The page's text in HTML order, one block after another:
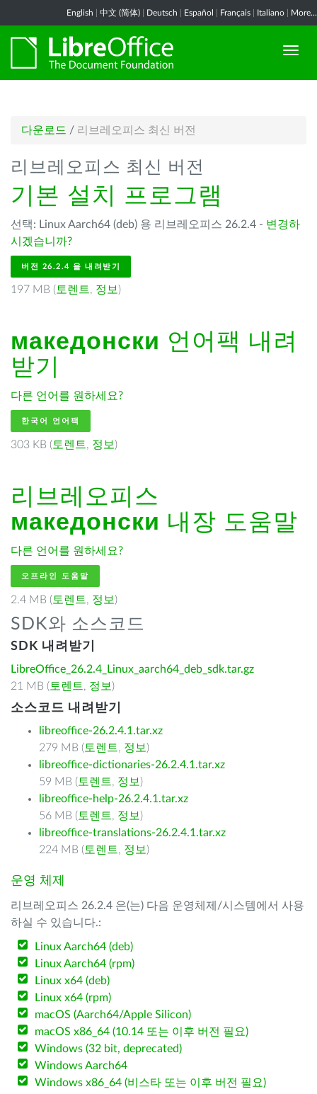
English 中文 (简体) Deutsch Español Français Italiano More...
다운로드 / 리브레오피스 최신 버전
리브레오피스 최신 버전
기본 설치 프로그램
선택: Linux Aarch64 (deb) 용 리브레오피스 26.2.4 - 변경하
시겠습니까?
버전 26.2.4 을 내려받기
197 MB ( 토렌트, 정보 )
македонски 언어팩 내려
받기
다른 언어를 원하세요?
한국어 언어팩
303 KB ( 토렌트, 정보 )
리브레오피스
македонски 내장 도움말
다른 언어를 원하세요?
오프라인 도움말
2.4 MB ( 토렌트, 정보 )
SDK와 소스코드
SDK 내려받기
LibreOffice_26.2.4_Linux_aarch64_deb_sdk.tar.gz
21 MB ( 토렌트, 정보 )
소스코드 내려받기
libreoffice-26.2.4.1.tar.xz
279 MB ( 토렌트, 정보 )
libreoffice-dictionaries-26.2.4.1.tar.xz
59 MB ( 토렌트, 정보 )
libreoffice-help-26.2.4.1.tar.xz
56 MB ( 토렌트, 정보 )
libreoffice-translations-26.2.4.1.tar.xz
224 MB ( 토렌트, 정보 )
운영 체제
리브레오피스 26.2.4 은(는) 다음 운영체제/시스템에서 사용
하실 수 있습니다.:
Linux Aarch64 (deb)
Linux Aarch64 (rpm)
Linux x64 (deb)
Linux x64 (rpm)
macOS (Aarch64/Apple Silicon)
macOS x86_64 (10.14 또는 이후 버전 필요)
Windows (32 bit, deprecated)
Windows Aarch64
Windows x86_64 (비스타 또는 이후 버전 필요)